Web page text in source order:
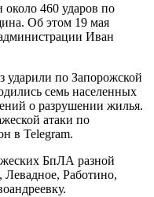
460 ударов по
Об этом 19 мая
Иван
ударили по Запорожской
семь населенных
о разрушении жилья.
атаки по
в Telegram.
БпЛА разной
Левадное, Работино,